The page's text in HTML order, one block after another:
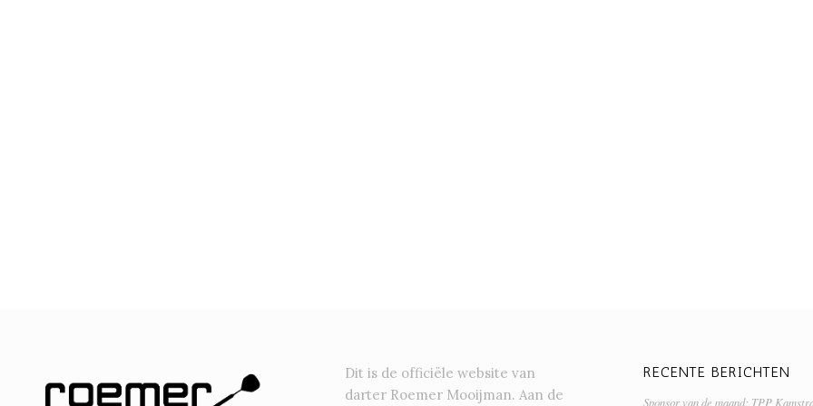
Dit is de officiële website van
darter Roemer Mooijman. Aan de
RECENTE BERICHTEN
Sponsor van de maand: TPP